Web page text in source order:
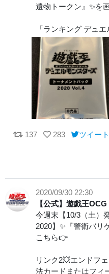
遺物トークン』✨を
「ランキング デュ
137 283 ツイート
2020/09/30 22:30
【公式】遊戯王OCG
今週末【10/3（土）
2020】✨『警衛バリ
こちら👉
リンク2💥エンドフ
法カードまたはフィ